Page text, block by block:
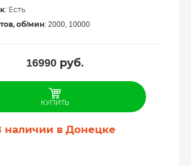
: Есть
об/мин: 2000, 10000
16990руб.
КУПИТЬ
наличии в Донецке